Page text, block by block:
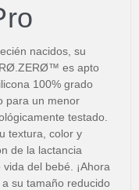
nacidos, su
es apto
100% grado
para un menor
testado.
textura, color y
de la lactancia
del bebé. ¡Ahora
su tamaño reducido